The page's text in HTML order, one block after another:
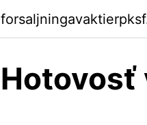
Hotovosť